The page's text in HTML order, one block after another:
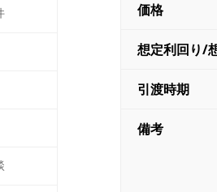
価格
想定利回り/
引渡時期
備考